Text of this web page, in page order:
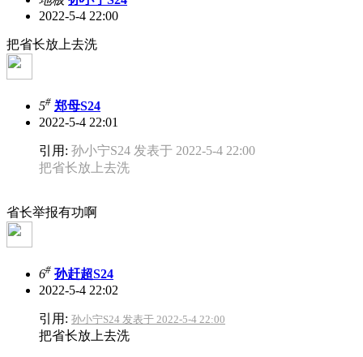
2022-5-4 22:00
把省长放上去洗
5# 郑母S24
2022-5-4 22:01
引用: 孙小宁S24 发表于 2022-5-4 22:00
把省长放上去洗
省长举报有功啊
6# 孙赶超S24
2022-5-4 22:02
引用: 孙小宁S24 发表于 2022-5-4 22:00
把省长放上去洗